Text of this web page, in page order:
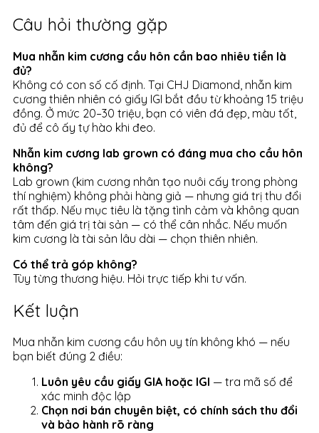
Câu hỏi thường gặp
Mua nhẫn kim cương cầu hôn cần bao nhiêu tiền là
đủ?
Không có con số cố định. Tại CHJ Diamond, nhẫn kim
cương thiên nhiên có giấy IGI bắt đầu từ khoảng 15 triệu
đồng. Ở mức 20–30 triệu, bạn có viên đá đẹp, màu tốt,
đủ để cô ấy tự hào khi đeo.
Nhẫn kim cương lab grown có đáng mua cho cầu hôn
không?
Lab grown (kim cương nhân tạo nuôi cấy trong phòng
thí nghiệm) không phải hàng giả — nhưng giá trị thu đổi
rất thấp. Nếu mục tiêu là tặng tình cảm và không quan
tâm đến giá trị tài sản — có thể cân nhắc. Nếu muốn
kim cương là tài sản lâu dài — chọn thiên nhiên.
Có thể trả góp không?
Tùy từng thương hiệu. Hỏi trực tiếp khi tư vấn.
Kết luận
Mua nhẫn kim cương cầu hôn uy tín không khó — nếu
bạn biết đúng 2 điều:
Luôn yêu cầu giấy GIA hoặc IGI — tra mã số để
xác minh độc lập
Chọn nơi bán chuyên biệt, có chính sách thu đổi
và bảo hành rõ ràng